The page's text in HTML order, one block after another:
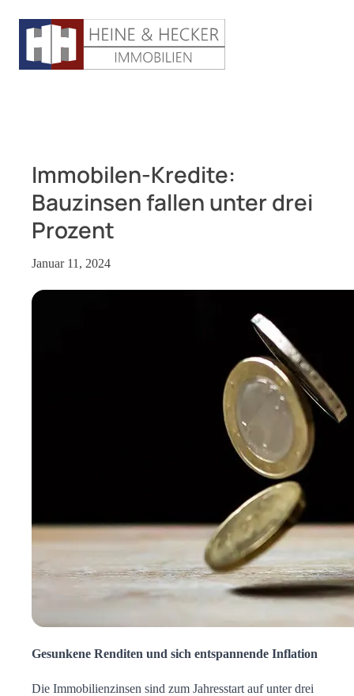
Immobilen-Kredite:
Bauzinsen fallen unter drei
Prozent
Januar 11, 2024
Gesunkene Renditen und sich entspannende Inflation
Die Immobilienzinsen sind zum Jahresstart auf unter drei